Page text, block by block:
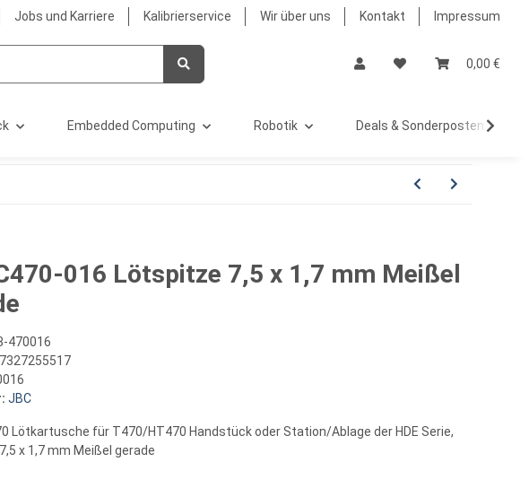
Jobs und Karriere Kalibrierservice Wir über uns Kontakt Impressum
0,00 €
Embedded Computing Robotik Deals & Sonderposten %
016 Lötspitze 7,5 x 1,7 mm Meißel
470016
JBC
Lötkartusche für T470/HT470 Handstück oder Station/Ablage der HDE Serie,
x 1,7 mm Meißel gerade